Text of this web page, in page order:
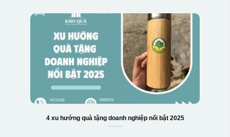
4 xu hướng quà tặng doanh nghiệp nổi bật 2025